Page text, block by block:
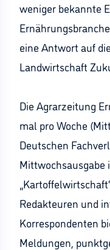
weniger bekannte
eine Antwort auf
Landwirtschaft
Die Agrarzeitung
mal pro Woche
Deutschen
Mittwochsausgabe
Redakteuren und
Korrespondenten
Meldungen,